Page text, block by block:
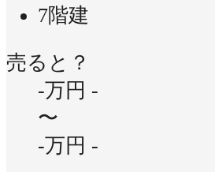
7階建
売ると？
-万円 -
〜
-万円 -